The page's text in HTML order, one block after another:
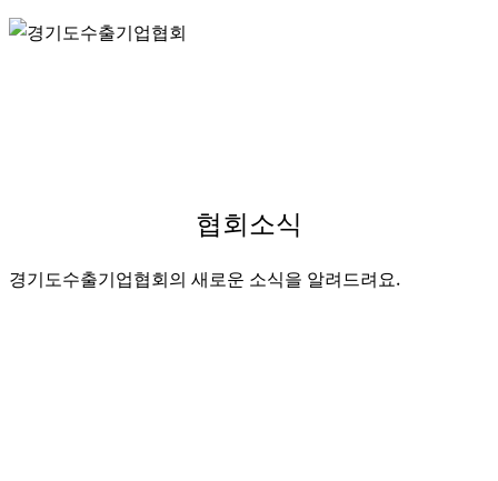
협회소식
경기도수출기업협회의 새로운 소식을 알려드려요.